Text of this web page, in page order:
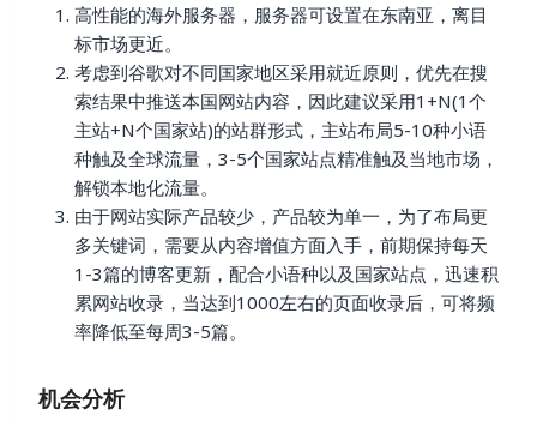
高性能的海外服务器，服务器可设置在东南亚，离目
标市场更近。
考虑到谷歌对不同国家地区采用就近原则，优先在搜
索结果中推送本国网站内容，因此建议采用1+N(1个
主站+N个国家站)的站群形式，主站布局5-10种小语
种触及全球流量，3-5个国家站点精准触及当地市场，
解锁本地化流量。
由于网站实际产品较少，产品较为单一，为了布局更
多关键词，需要从内容增值方面入手，前期保持每天
1-3篇的博客更新，配合小语种以及国家站点，迅速积
累网站收录，当达到1000左右的页面收录后，可将频
率降低至每周3-5篇。
机会分析